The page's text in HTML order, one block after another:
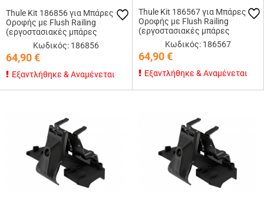
Thule Kit 186856 για Μπάρες
Οροφής με Flush Railing
(εργοστασιακές μπάρες
εφαπτόμενες στην οροφή)
Κωδικός: 186856
64,90€
Εξαντλήθηκε & Αναμένεται
Thule Kit 186567 για Μπάρες
Οροφής με Flush Railing
(εργοστασιακές μπάρες
εφαπτόμενες στην οροφή)
Κωδικός: 186567
64,90€
Εξαντλήθηκε & Αναμένεται